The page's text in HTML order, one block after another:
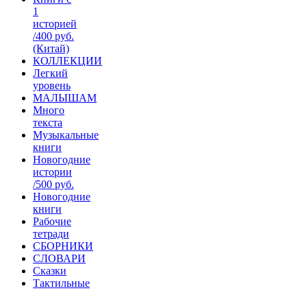
1
историей
/400 руб.
(Китай)
КОЛЛЕКЦИИ
Легкий
уровень
МАЛЫШАМ
Много
текста
Музыкальные
книги
Новогодние
истории
/500 руб.
Новогодние
книги
Рабочие
тетради
СБОРНИКИ
СЛОВАРИ
Сказки
Тактильные